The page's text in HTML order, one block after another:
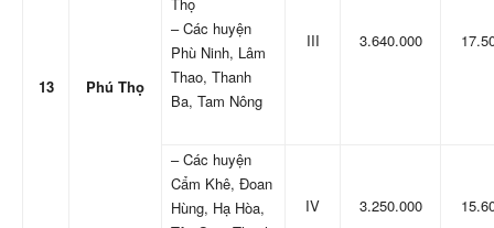
13 Phú Thọ
– Các huyện
Phù Ninh, Lâm
Thao, Thanh
Ba, Tam Nông
III 3.640.000
– Các huyện
Cẩm Khê, Đoan
Hùng, Hạ Hòa,
IV 3.250.000